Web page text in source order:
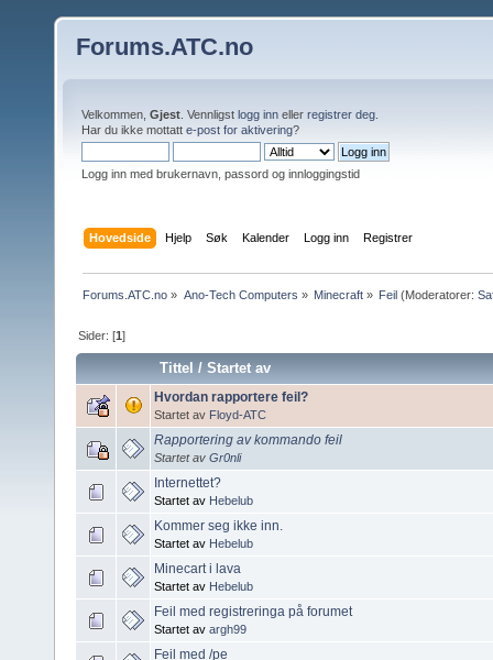
Forums.ATC.no
Velkommen, Gjest . Vennligst logg inn eller registrer deg
Har du ikke mottatt e-post for aktivering?
Logg inn med brukernavn, passord og innloggingstid
Hovedside Hjelp Søk Kalender Logg inn Registrer
Forums.ATC.no » Ano-Tech Computers » Minecraft» Feil (Moderatorer:
Sider: [1]
Tittel /Startet av
Hvordan rapportere feil?
Startet av Floyd-ATC
Rapportering av kommando feil
Startet av Gr0nli
Internettet?
Startet av Hebelub
Kommer seg ikke inn.
Startet av Hebelub
Minecart i lava
Startet av Hebelub
Feil med registreringa på forumet
Startet av argh99
Feil med /pe